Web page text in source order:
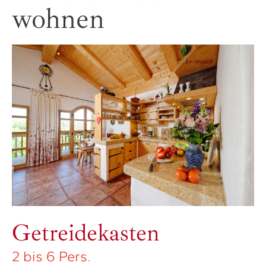
wohnen
Heuboden
2 bis 6 Pers.
Mühle
2 bis 6 Pers.
Töpferei
2 bis 4 Pers.
Getreidekasten
2 bis 6 Pers.